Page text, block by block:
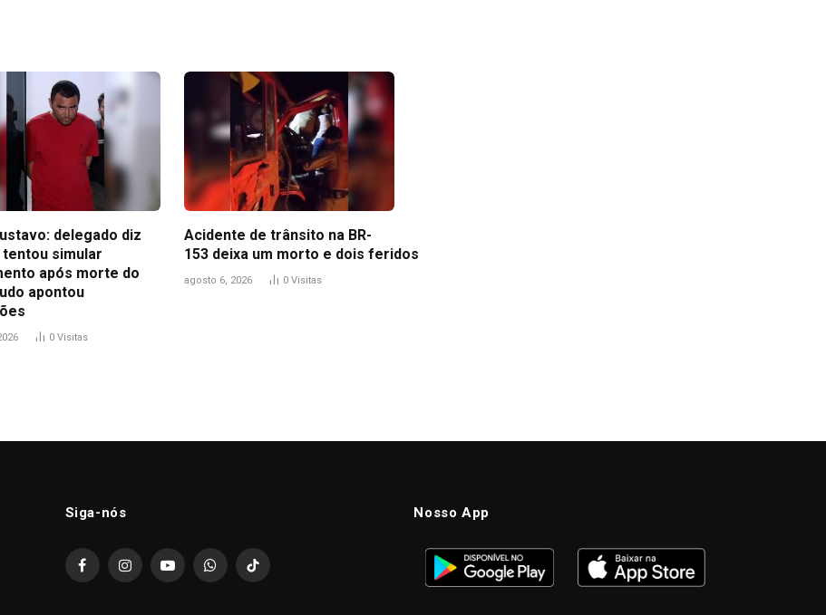
delegado diz
tentou simular
após morte do
apontou
0 Visitas
Acidente de trânsito na BR-
153 deixa um morto e dois feridos
agosto 6, 2026 0 Visitas
Siga-nós
FacebookInstagramYouTubeWhatsAppTikTok
Nosso App